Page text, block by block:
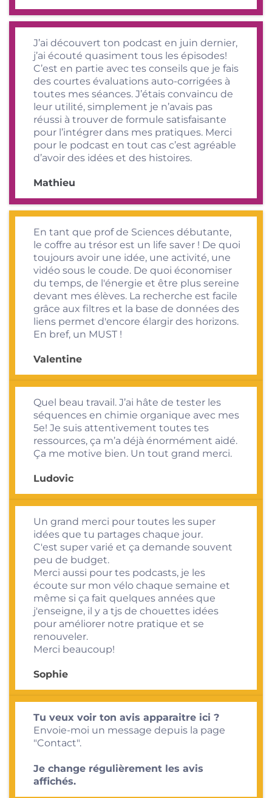
J’ai découvert ton podcast en juin dernier,
j’ai écouté quasiment tous les épisodes!
C’est en partie avec tes conseils que je fais
des courtes évaluations auto-corrigées à
toutes mes séances. J’étais convaincu de
leur utilité, simplement je n’avais pas
réussi à trouver de formule satisfaisante
pour l’intégrer dans mes pratiques. Merci
pour le podcast en tout cas c’est agréable
d’avoir des idées et des histoires.
Mathieu
En tant que prof de Sciences débutante,
le coffre au trésor est un life saver ! De quoi
toujours avoir une idée, une activité, une
vidéo sous le coude. De quoi économiser
du temps, de l'énergie et être plus sereine
devant mes élèves. La recherche est facile
grâce aux filtres et la base de données des
liens permet d'encore élargir des horizons.
En bref, un MUST !
Valentine
Quel beau travail. J’ai hâte de tester les
séquences en chimie organique avec mes
5e! Je suis attentivement toutes tes
ressources, ça m’a déjà énormément aidé.
Ça me motive bien. Un tout grand merci.
Ludovic
Un grand merci pour toutes les super
idées que tu partages chaque jour.
C'est super varié et ça demande souvent
peu de budget.
Merci aussi pour tes podcasts, je les
écoute sur mon vélo chaque semaine et
même si ça fait quelques années que
j'enseigne, il y a tjs de chouettes idées
pour améliorer notre pratique et se
renouveler.
Merci beaucoup!
Sophie
Tu veux voir ton avis apparaitre ici ?
Envoie-moi un message depuis la page
"Contact".
Je change régulièrement les avis
affichés.